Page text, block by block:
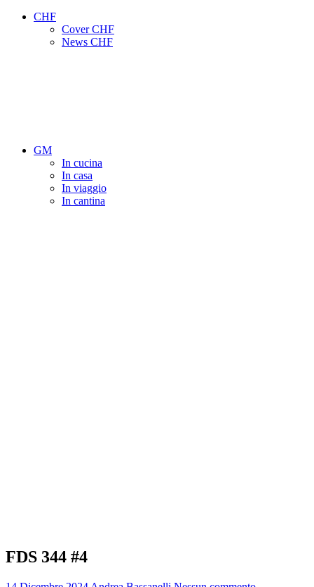
CHF
Cover CHF
News CHF
GM
In cucina
In casa
In viaggio
In cantina
FDS 344 #4